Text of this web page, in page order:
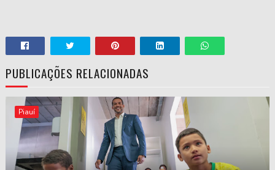
PUBLICAÇÕES RELACIONADAS
Piauí